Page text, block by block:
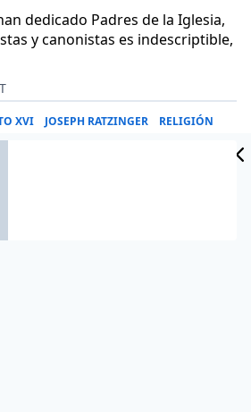
dedicado Padres de la Iglesia,
y canonistas es indescriptible,
XVI JOSEPH RATZINGER RELIGIÓN